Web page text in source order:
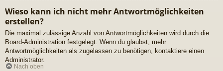
Wieso kann ich nicht mehr Antwortmöglichkeiten
erstellen?
Die maximal zulässige Anzahl von Antwortmöglichkeiten wird durch die
Board-Administration festgelegt. Wenn du glaubst, mehr
Antwortmöglichkeiten als zugelassen zu benötigen, kontaktiere einen
Administrator.
Nach oben